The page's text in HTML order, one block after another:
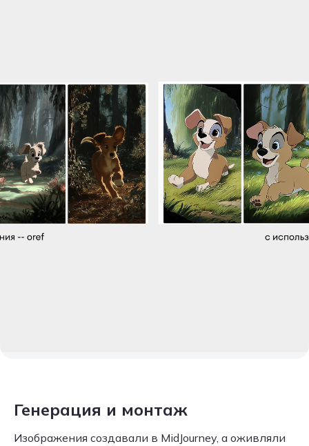
Генерация и монтаж
Изображения создавали в MidJourney, а оживляли